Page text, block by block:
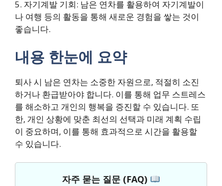
5. 자기계발 기회: 남은 연차를 활용하여 자기계발이
나 여행 등의 활동을 통해 새로운 경험을 쌓는 것이
좋습니다.
내용 한눈에 요약
퇴사 시 남은 연차는 소중한 자원으로, 적절히 소진
하거나 환급받아야 합니다. 이를 통해 업무 스트레스
를 해소하고 개인의 행복을 증진할 수 있습니다. 또
한, 개인 상황에 맞춘 최선의 선택과 미래 계획 수립
이 중요하며, 이를 통해 효과적으로 시간을 활용할
수 있습니다.
자주 묻는 질문 (FAQ)